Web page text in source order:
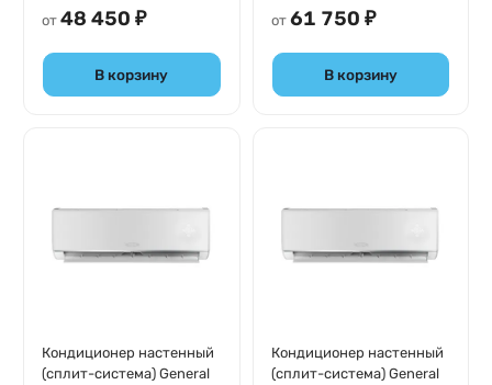
от 48 450 ₽
В корзину
от 61 750 ₽
В корзину
Кондиционер настенный
(сплит-система) General
Кондиционер настенный
(сплит-система) General